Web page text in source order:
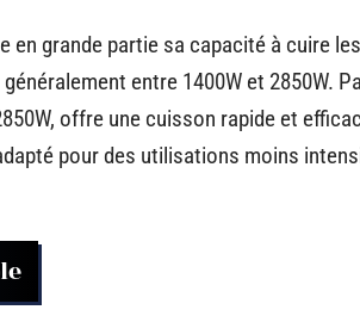
en grande partie sa capacité à cuire
entre 1400W et 2850W.
offre une cuisson rapide et
pour des utilisations moins